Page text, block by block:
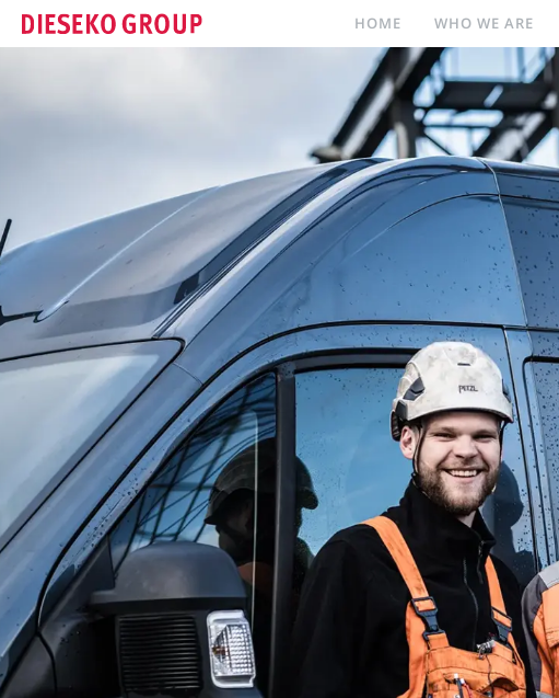
HOME WHO WE ARE
HOME
ONZE MERKEN
CONTACT